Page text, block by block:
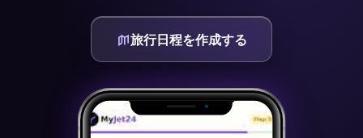
旅行日程を作成する